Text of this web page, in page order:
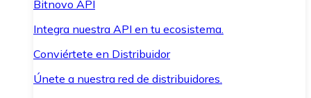
Bitnovo API
Integra nuestra API en tu ecosistema.
Conviértete en Distribuidor
Únete a nuestra red de distribuidores.